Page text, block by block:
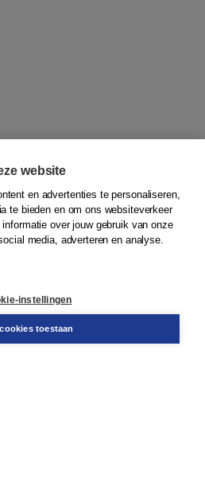
website
en advertenties te personaliseren,
te bieden en om ons websiteverkeer
over jouw gebruik van onze
media, adverteren en analyse.
instellingen
toestaan